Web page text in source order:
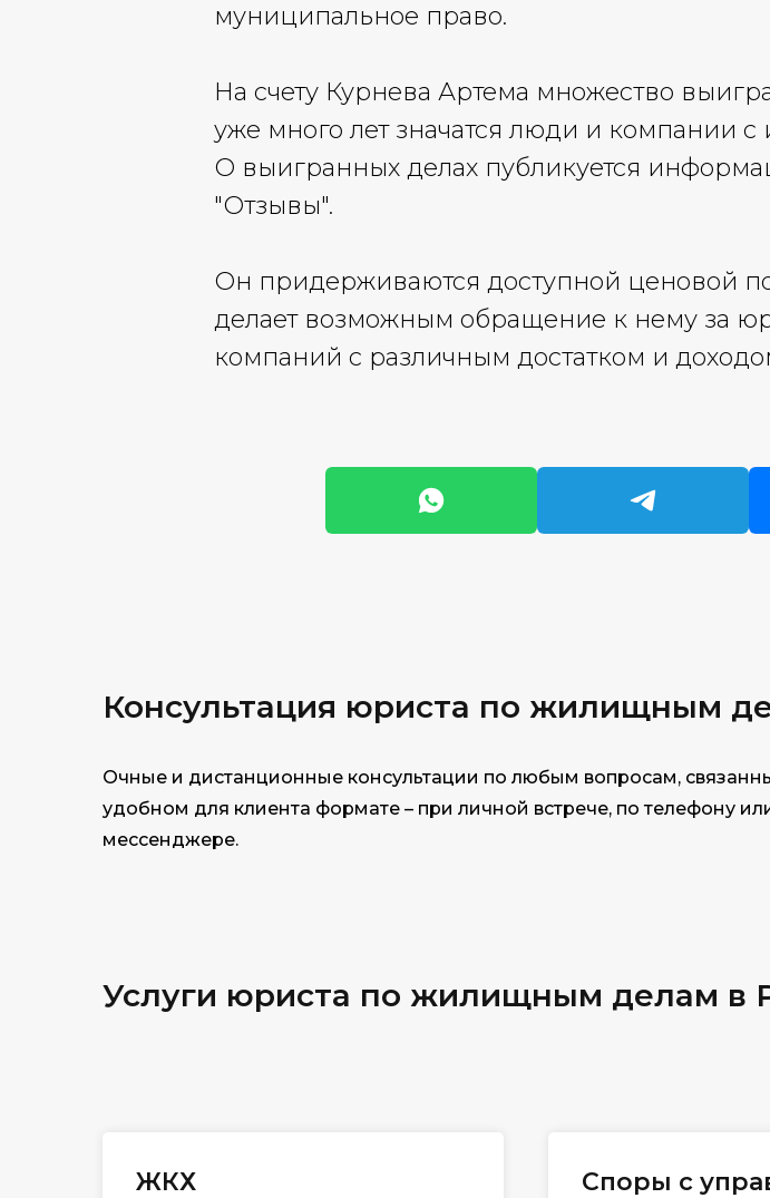
муниципальное право.
На счету Курнева Артема множество
уже много лет значатся люди и компании
О выигранных делах публикуется
"Отзывы".
Он придерживаются доступной ценовой
делает возможным обращение к нему за
компаний с различным достатком и
Консультация юриста по жилищным
Очные и дистанционные консультации по любым вопросам,
удобном для клиента формате – при личной встрече, по телефону
мессенджере.
Услуги юриста по жилищным делам в
ЖКХ
Споры с